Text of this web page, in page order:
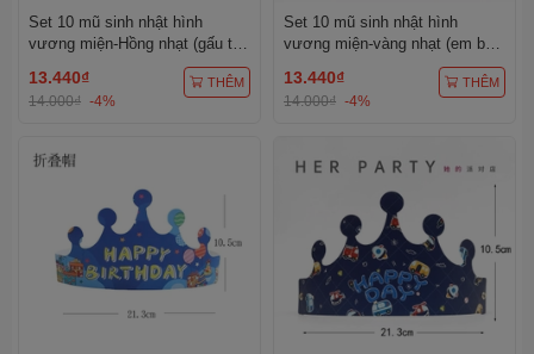
Set 10 mũ sinh nhật hình
vương miện-Hồng nhạt (gấu trà
13.440₫
14.000₫ -4%
THÊM
Set 10 mũ sinh nhật hình
vương miện-vàng nhạt (em bé
13.440₫
14.000₫ -4%
THÊM